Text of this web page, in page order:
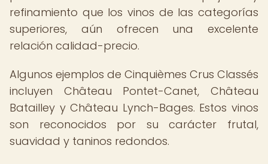
refinamiento que los vinos de las categorías
superiores, aún ofrecen una excelente
relación calidad-precio.
Algunos ejemplos de Cinquièmes Crus Classés
incluyen Château Pontet-Canet, Château
Batailley y Château Lynch-Bages. Estos vinos
son reconocidos por su carácter frutal,
suavidad y taninos redondos.